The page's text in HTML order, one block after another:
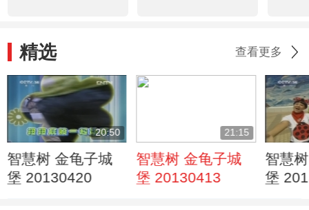
精选 查看更多
20:50
智慧树 金龟子城
堡 20130420
21:15
智慧树 金龟子城
堡 20130413
智慧
堡